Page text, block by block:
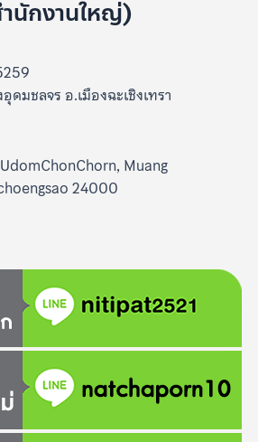
นักงานใหญ่)
มชลจร อ.เมืองฉะเชิงเทรา
Muang
24000